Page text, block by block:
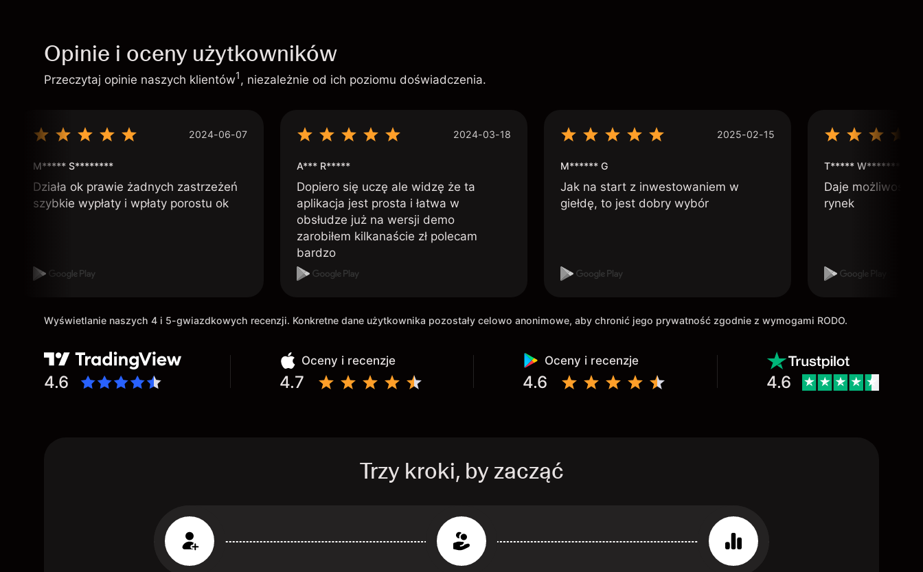
Opinie i oceny użytkowników
Przeczytaj opinie naszych klientów1, niezależnie od ich poziomu doświadczenia.
2024-06-07
M***** S********
Działa ok prawie żadnych zastrzeżeń
szybkie wypłaty i wpłaty porostu ok
2024-03-18
A*** R*****
Dopiero się uczę ale widzę że ta
aplikacja jest prosta i łatwa w
obsłudze już na wersji demo
zarobiłem kilkanaście zł polecam
bardzo
2025-02-15
M****** G
Jak na start z inwestowaniem w
giełdę, to jest dobry wybór
T*****
Daje możliwość
rynek
Wyświetlanie naszych 4 i 5-gwiazdkowych recenzji. Konkretne dane użytkownika pozostały celowo anonimowe, aby chronić jego prywatność zgodnie z wymogami RODO.
4.6
Oceny i recenzje
4.7
Oceny i recenzje
4.6 4.6
Trzy kroki, by zacząć